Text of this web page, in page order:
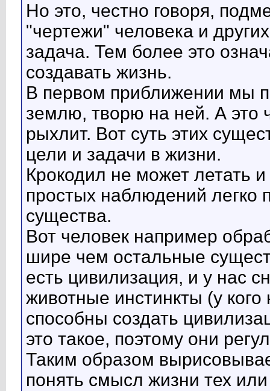
Но это, честно говоря,
"чертежи" человека и
задача. Тем более это
создавать жизнь.
В первом приближении мы
землю, творю на ней. А это
рыхлит. Вот суть этих
цели и задачи в жизни.
Крокодил не может летать
простых наблюдений легко
существа.
Вот человек например
шире чем остальные
есть цивилизация, и у нас
животные инстинкты (у
способны создать
это такое, поэтому они
Таким образом
понять смысл жизни тех